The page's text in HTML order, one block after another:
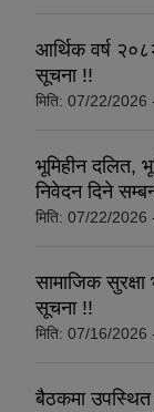
आर्थिक वर्ष
सूचना !!
मिति: 07/22/2026
भूमिहीन दलित,
निवेदन दिने
मिति: 07/22/2026
सामाजिक
सूचना !!
मिति: 07/16/2026
बैठकमा